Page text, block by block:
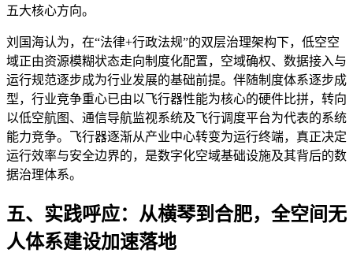
五大核心方向。
刘国海认为，在“法律+行政法规”的双层治理架构下，低空空
域正由资源模糊状态走向制度化配置，空域确权、数据接入与
运行规范逐步成为行业发展的基础前提。伴随制度体系逐步成
型，行业竞争重心已由以飞行器性能为核心的硬件比拼，转向
以低空航图、通信导航监视系统及飞行调度平台为代表的系统
能力竞争。飞行器逐渐从产业中心转变为运行终端，真正决定
运行效率与安全边界的，是数字化空域基础设施及其背后的数
据治理体系。
五、实践呼应：从横琴到合肥，全空间无
人体系建设加速落地